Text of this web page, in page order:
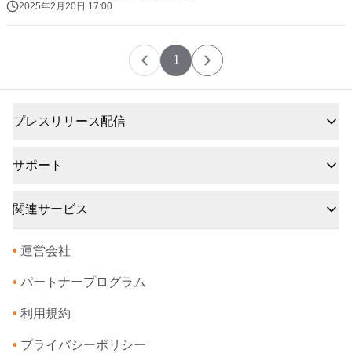
2025年2月20日 17:00
1
プレスリリース配信
サポート
関連サービス
• 運営会社
• パートナープログラム
• 利用規約
• プライバシーポリシー